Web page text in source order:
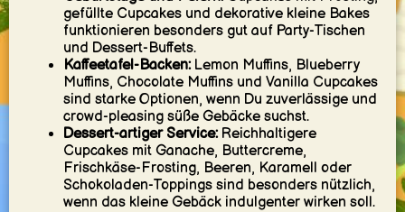
gefüllte Cupcakes und dekorative kleine Bakes
funktionieren besonders gut auf Party-Tischen
und Dessert-Buffets.
Kaffeetafel-Backen:Lemon Muffins, Blueberry
Muffins, Chocolate Muffins und Vanilla Cupcakes
sind starke Optionen, wenn Du zuverlässige und
crowd-pleasing süße Gebäcke suchst.
Dessert-artiger Service:Reichhaltigere
Cupcakes mit Ganache, Buttercreme,
Frischkäse-Frosting, Beeren, Karamell oder
Schokoladen-Toppings sind besonders nützlich,
wenn das kleine Gebäck indulgenter wirken soll.